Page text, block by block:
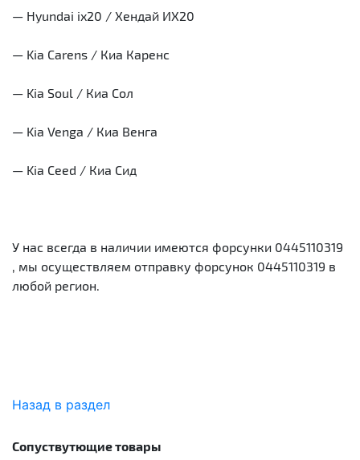
— Hyundai ix20 / Хендай ИХ20
— Kia Carens / Киа Каренс
— Kia Soul / Киа Сол
— Kia Venga / Киа Венга
— Kia Ceed / Киа Сид
У нас всегда в наличии имеются форсунки 0445110319
, мы осуществляем отправку форсунок 0445110319 в
любой регион.
Назад в раздел
Сопуствутющие товары